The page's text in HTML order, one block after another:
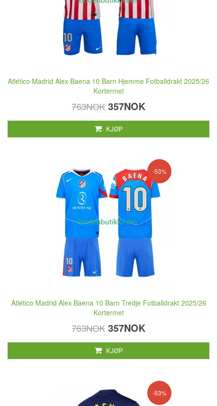
Atlético Madrid Alex Baena 10 Barn Hjemme Fotballdrakt 2025/26
Kortermet
763NOK 357NOK
KJØP
-53%
Atlético Madrid Alex Baena 10 Barn Tredje Fotballdrakt 2025/26
Kortermet
763NOK 357NOK
KJØP
-53%